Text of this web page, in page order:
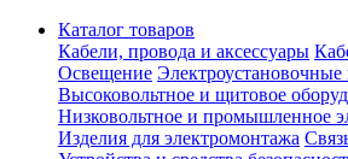
Каталог товаров
Кабели, провода и аксессуары
Освещение Электроустановочные
Высоковольтное и щитовое
Низковольтное и промышленное
Изделия для электромонтажа